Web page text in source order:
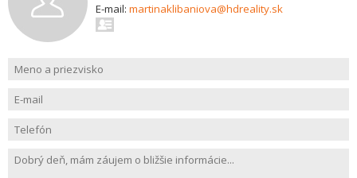
E-mail: martinaklibaniova@hdreality.sk